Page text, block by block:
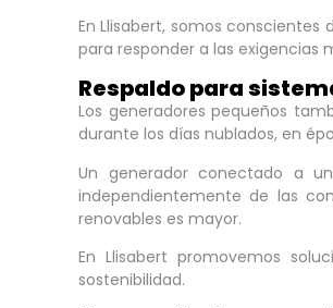
En Llisabert, somos
para responder a las exigencias
Respaldo para
Los generadores pequeños
durante los días nublados, en
Un generador conectado a
independientemente de las
renovables es mayor.
En Llisabert promovemos
sostenibilidad.